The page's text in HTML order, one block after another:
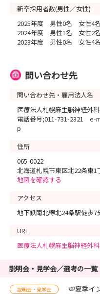
新卒採用者数(男性／女性)
2025年度 男性0名 女性4名
2024年度 男性1名 女性2名
2023年度 男性0名 女性4名
問い合わせ先
問い合わせ先・雇用法人名
医療法人札幌麻生脳神経
電話番号;011-731-2321 e-
p
住所
065-0022
北海道札幌市東区北22条東1
地図を確認する
アクセス
地下鉄南北線北24条駅徒歩7
URL
医療法人札幌麻生脳神経外
説明会・見学会／選考の一覧
説明会・見学会 🍉夏季イ